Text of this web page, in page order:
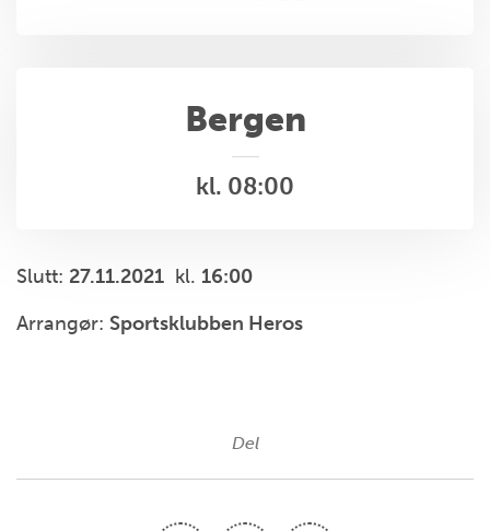
Bergen
kl. 08:00
Slutt: 27.11.2021 kl. 16:00
Arrangør: Sportsklubben Heros
Del